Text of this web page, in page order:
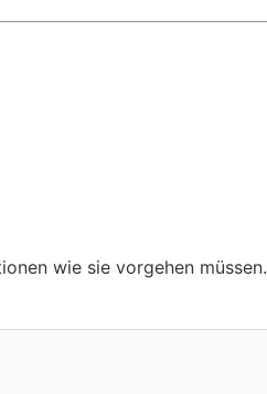
wie sie vorgehen müssen.